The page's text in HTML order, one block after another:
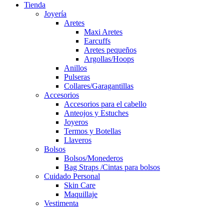
Tienda
Joyería
Aretes
Maxi Aretes
Earcuffs
Aretes pequeños
Argollas/Hoops
Anillos
Pulseras
Collares/Garagantillas
Accesorios
Accesorios para el cabello
Anteojos y Estuches
Joyeros
Termos y Botellas
Llaveros
Bolsos
Bolsos/Monederos
Bag Straps /Cintas para bolsos
Cuidado Personal
Skin Care
Maquillaje
Vestimenta